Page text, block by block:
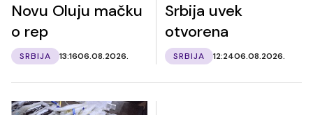
Novu Oluju mačku
o rep
SRBIJA 13:1606.08.2026.
Srbija uvek
otvorena
SRBIJA 12:2406.08.2026.